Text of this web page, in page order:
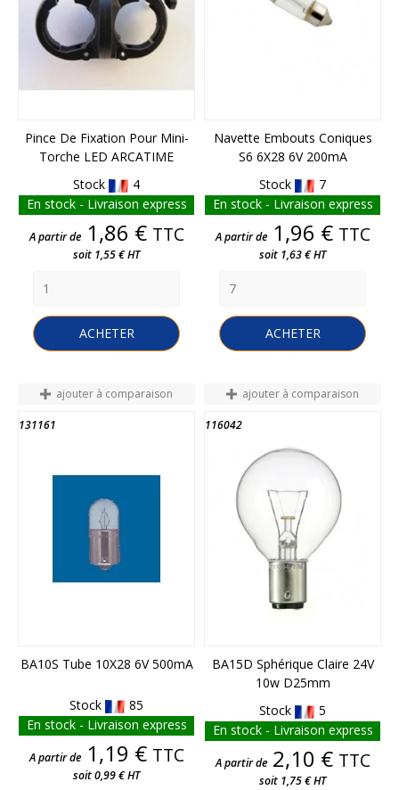
Pince De Fixation Pour Mini-
Torche LED ARCATIME
Stock
4
En stock - Livraison express
Prix
A partir de 1,86 € TTC
soit 1,55 € HT
ACHETER
Navette Embouts Coniques
S6 6X28 6V 200mA
Stock
7
En stock - Livraison express
Prix
A partir de 1,96 € TTC
soit 1,63 € HT
ACHETER
ajouter à comparaison
131161
BA10S Tube 10X28 6V 500mA
Stock
85
En stock - Livraison express
Prix
A partir de 1,19 € TTC
soit 0,99 € HT
ajouter à comparaison
116042FIN DE STOCK
BA15D Sphérique Claire 24V
10w D25mm
Stock
5
En stock - Livraison express
Prix
A partir de 2,10 € TTC
soit 1,75 € HT